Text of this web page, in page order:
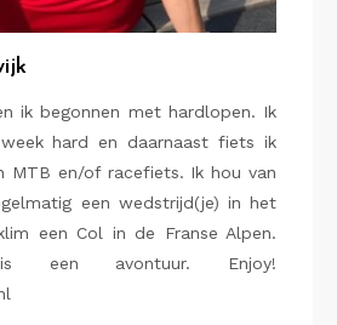
ik begonnen met hardlopen. Ik
hard en daarnaast fiets ik
MTB en/of racefiets. Ik hou van
een wedstrijd(je) in het
een Col in de Franse Alpen.
een avontuur. Enjoy!